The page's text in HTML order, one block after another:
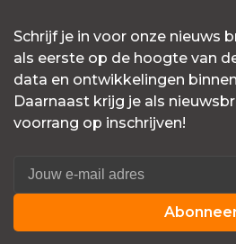
Schrijf je in voor onze nieuws
als eerste op de hoogte van
data en ontwikkelingen
Daarnaast krijg je als
voorrang op inschrijven!